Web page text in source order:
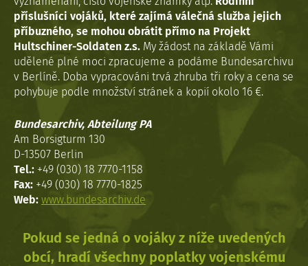
příslušníci vojáků, které zajímá válečná služba jejich
příbuzného, se mohou obrátit přímo na Projekt
Hultschiner-Soldaten z.s. My žádost na základě Vámi
udělené plné moci zpracujeme a podáme Bundesarchivu
v Berlíně. Doba vypracováni trvá zhruba tři roky a cena se
pohybuje podle množství stránek a kopií okolo 16 €.
Bundesarchiv, Abteilung PA
Am Borsigturm 130
D-13507 Berlin
Tel.: +49 (030) 18 7770-1158
Fax: +49 (030) 18 7770-1825
Web: www.bundesarchiv.de
Pokud se jedná o vojáky z níže uvedených
obcí, hradí všechny poplatky vojenskému